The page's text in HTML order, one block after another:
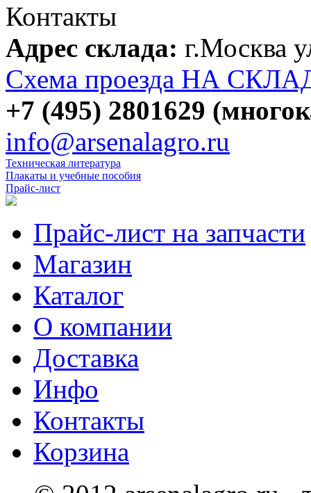
Контакты
Адрес склада: г.Москва
Схема проезда НА
+7 (495) 2801629
info@arsenalagro.ru
Техническая литература
Плакаты и учебные пособия
Прайс-лист
Прайс-лист на запчасти
Магазин
Каталог
О компании
Доставка
Инфо
Контакты
Корзина